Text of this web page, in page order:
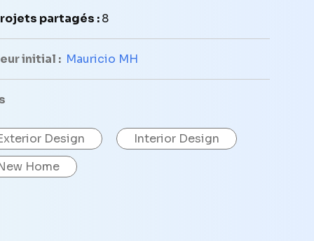
partagés :8
initial : Mauricio MH
Design
Interior Design
Home